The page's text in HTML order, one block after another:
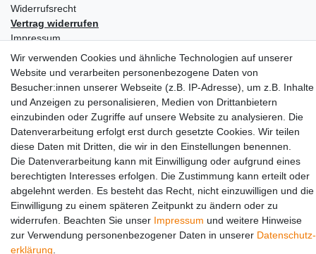
Widerrufs­recht
Vertrag widerrufen
Impressum
Daten­schutz­erklärung
AGB
Partners
Social Media
Wir verwenden Cookies und ähnliche Technologien auf unserer
Website und verarbeiten personenbezogene Daten von
Besucher:innen unserer Webseite (z.B. IP-Adresse), um z.B. Inhalte
und Anzeigen zu personalisieren, Medien von Drittanbietern
einzubinden oder Zugriffe auf unsere Website zu analysieren. Die
Datenverarbeitung erfolgt erst durch gesetzte Cookies. Wir teilen
diese Daten mit Dritten, die wir in den Einstellungen benennen.
Die Datenverarbeitung kann mit Einwilligung oder aufgrund eines
berechtigten Interesses erfolgen. Die Zustimmung kann erteilt oder
abgelehnt werden. Es besteht das Recht, nicht einzuwilligen und die
Einwilligung zu einem späteren Zeitpunkt zu ändern oder zu
widerrufen. Beachten Sie unser Impressum und weitere Hinweise
zur Verwendung personenbezogener Daten in unserer Daten­schutz­
erklärung